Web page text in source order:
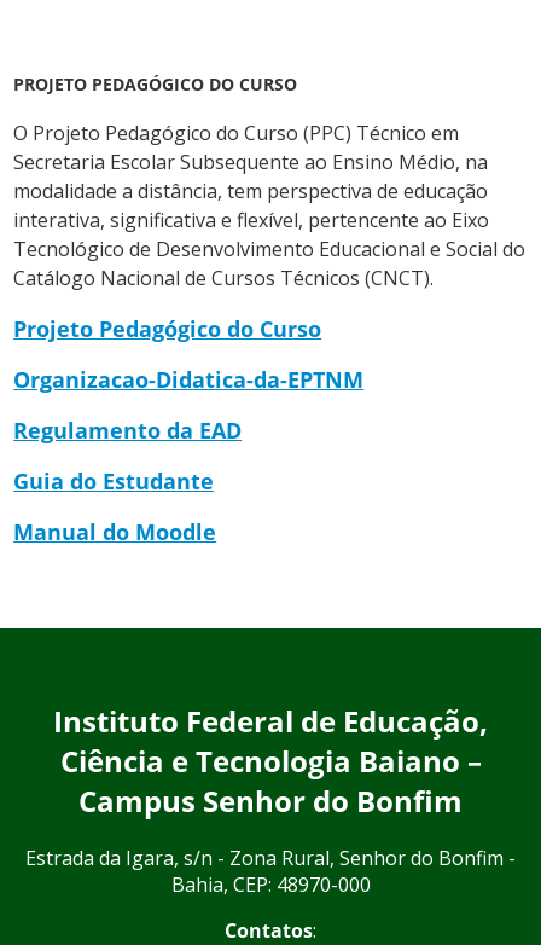
PROJETO PEDAGÓGICO DO CURSO
O Projeto Pedagógico do Curso (PPC) Técnico em
Secretaria Escolar Subsequente ao Ensino Médio, na
modalidade a distância, tem perspectiva de educação
interativa, significativa e flexível, pertencente ao Eixo
Tecnológico de Desenvolvimento Educacional e Social do
Catálogo Nacional de Cursos Técnicos (CNCT).
Projeto Pedagógico do Curso
Organizacao-Didatica-da-EPTNM
Regulamento da EAD
Guia do Estudante
Manual do Moodle
Instituto Federal de Educação,
Ciência e Tecnologia Baiano –
Campus Senhor do Bonfim
Estrada da Igara, s/n - Zona Rural, Senhor do Bonfim -
Bahia, CEP: 48970-000
Contatos: